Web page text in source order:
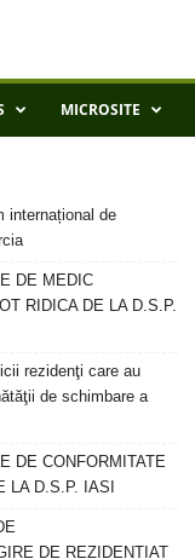
MICROSITE
internațional de
DE MEDIC
RIDICA DE LA D.S.P.
rezidenţi care au
de schimbare a
DE CONFORMITATE
LA D.S.P. IASI
DE REZIDENȚIAT